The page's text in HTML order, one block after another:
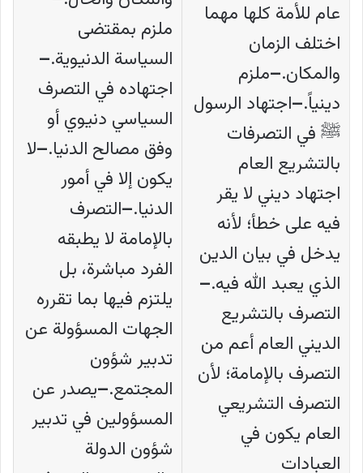
عام للأمة كلها مهما
اختلف الزمان
والمكان.–ملزم
دينياً.–اجتهاد الرسول
ﷺ في التصرفات
بالتشريع العام
اجتهاد ديني لا يقر
فيه على خطأ؛ لأنه
يدخل في بيان الدين
الذي يعبد الله فيه.–
التصرف بالتشريع
الديني العام أعم من
التصرف بالإمامة؛ لأن
التصرف التشريعي
العام يكون في
العبادات
ملزم بمقتضى
السياسة الدنيوية.–
اجتهاده في التصرف
السياسي دنيوي أو
وفق مصالح الدنيا.–لا
يكون إلا في أمور
الدنيا.–التصرف
بالإمامة لا يطبقه
الفرد مباشرة، بل
يلتزم فيها بما تقرره
الجهات المسؤولة عن
تدبير شؤون
المجتمع.–يصدر عن
المسؤولين في تدبير
شؤون الدولة